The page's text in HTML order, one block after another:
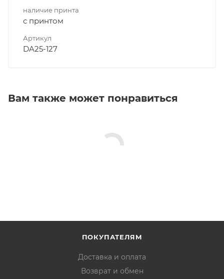
наличие принта
с принтом
Артикул
DA25-127
Вам также может понравиться
ПОКУПАТЕЛЯМ
Доставка и оплата
Возврат и обмен